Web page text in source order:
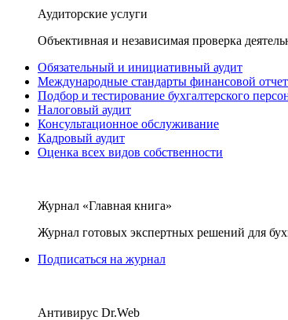
Аудиторские услуги
Объективная и независимая проверка
Обязательный и инициативный аудит
Международные стандарты финансовой
Подбор и тестирование бухгалтерского
Налоговый аудит
Консультационное обслуживание
Кадровый аудит
Оценка всех видов собственности
Журнал «Главная книга»
Журнал готовых экспертных решений для
Подписаться на журнал
Антивирус Dr.Web